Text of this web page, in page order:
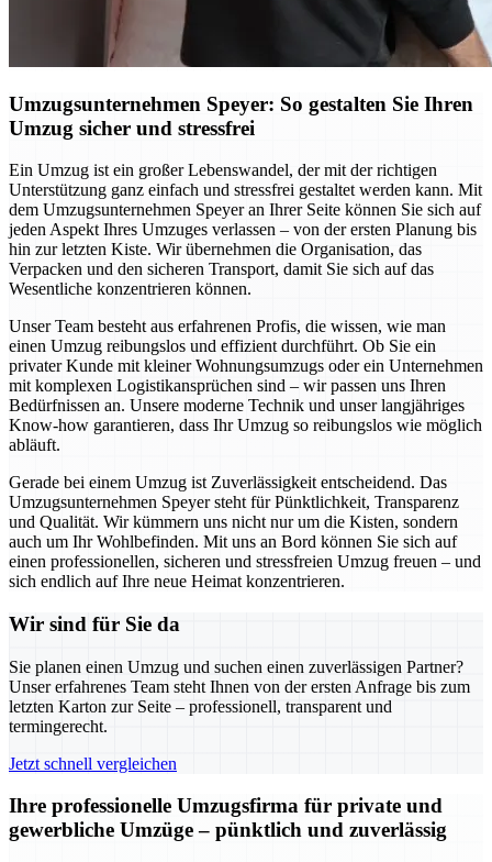
Umzugsunternehmen Speyer: So gestalten Sie Ihren
Umzug sicher und stressfrei
Ein Umzug ist ein großer Lebenswandel, der mit der richtigen
Unterstützung ganz einfach und stressfrei gestaltet werden kann. Mit
dem Umzugsunternehmen Speyer an Ihrer Seite können Sie sich auf
jeden Aspekt Ihres Umzuges verlassen – von der ersten Planung bis
hin zur letzten Kiste. Wir übernehmen die Organisation, das
Verpacken und den sicheren Transport, damit Sie sich auf das
Wesentliche konzentrieren können.
Unser Team besteht aus erfahrenen Profis, die wissen, wie man
einen Umzug reibungslos und effizient durchführt. Ob Sie ein
privater Kunde mit kleiner Wohnungsumzugs oder ein Unternehmen
mit komplexen Logistikansprüchen sind – wir passen uns Ihren
Bedürfnissen an. Unsere moderne Technik und unser langjähriges
Know-how garantieren, dass Ihr Umzug so reibungslos wie möglich
abläuft.
Gerade bei einem Umzug ist Zuverlässigkeit entscheidend. Das
Umzugsunternehmen Speyer steht für Pünktlichkeit, Transparenz
und Qualität. Wir kümmern uns nicht nur um die Kisten, sondern
auch um Ihr Wohlbefinden. Mit uns an Bord können Sie sich auf
einen professionellen, sicheren und stressfreien Umzug freuen – und
sich endlich auf Ihre neue Heimat konzentrieren.
Wir sind für Sie da
Sie planen einen Umzug und suchen einen zuverlässigen Partner?
Unser erfahrenes Team steht Ihnen von der ersten Anfrage bis zum
letzten Karton zur Seite – professionell, transparent und
termingerecht.
Jetzt schnell vergleichen
Ihre professionelle Umzugsfirma für private und
gewerbliche Umzüge – pünktlich und zuverlässig